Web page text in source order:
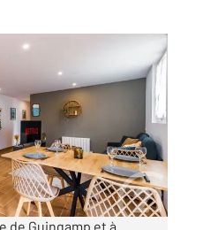
de Guingamp et à